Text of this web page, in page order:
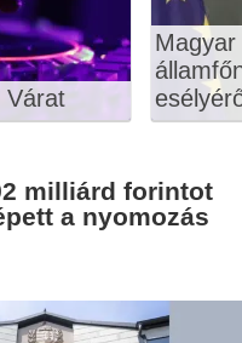
Várat
milliárd forintot
a nyomozás